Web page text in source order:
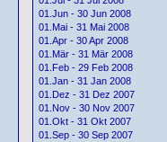
01.Jun - 30 Jun 2008
01.Mai - 31 Mai 2008
01.Apr - 30 Apr 2008
01.Mär - 31 Mär 2008
01.Feb - 29 Feb 2008
01.Jan - 31 Jan 2008
01.Dez - 31 Dez 2007
01.Nov - 30 Nov 2007
01.Okt - 31 Okt 2007
01.Sep - 30 Sep 2007